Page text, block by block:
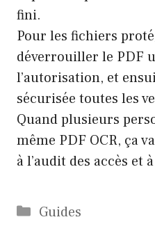
fini.
Pour les fichiers
déverrouiller le PDF
l’autorisation, et
sécurisée toutes les
Quand plusieurs
même PDF OCR, ça
à l’audit des accès et
Catégories
Guides